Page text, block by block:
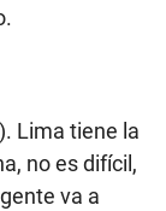
Lima tiene la
no es difícil,
va a